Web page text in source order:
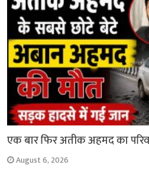
एक बार फिर अतीक अहमद का
August 6, 2026